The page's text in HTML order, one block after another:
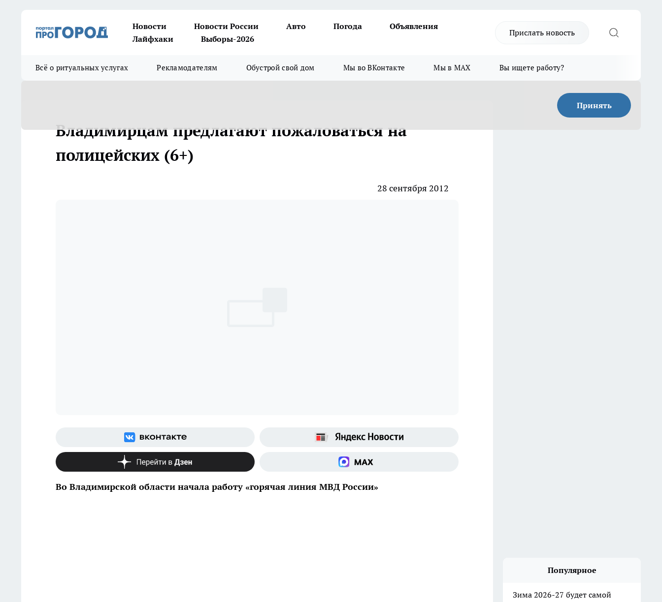
Новости Новости России Авто Погода
Объявления
Лайфхаки
Выборы-2026
Прислать новость
Всё о ритуальных услугах Рекламодателям Обустрой свой дом Мы во ВКонтакте Мы в MAX Вы ищете работу?
Принять
Владимирцам предлагают пожаловаться на
полицейских (6+)
28 сентября 2012
Во Владимирской области начала работу «горячая линия МВД России»
Популярное
Зима 2026-27 будет самой